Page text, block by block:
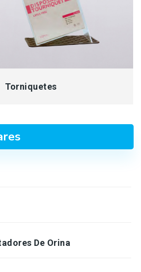
Torniquetes
De Orina